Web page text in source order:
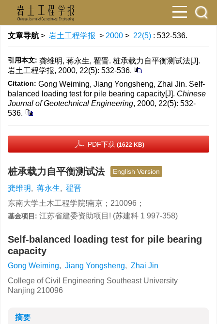
文章导航 > 岩土工程学报 > 2000 > 22(5) : 532-536.
引用本文: 龚维明, 蒋永生, 翟晋. 桩承载力自平衡测试法[J].
岩土工程学报, 2000, 22(5): 532-536.
Citation: Gong Weiming, Jiang Yongsheng, Zhai Jin. Self-
balanced loading test for pile bearing capacity[J]. Chinese
Journal of Geotechnical Engineering, 2000, 22(5): 532-
536.
PDF下载 (1622 KB)
桩承载力自平衡测试法 English Version
龚维明, 蒋永生, 翟晋
东南大学土木工程学院!南京；210096；
基金项目: 江苏省建委资助项目! (苏建科 1 997-358)
Self-balanced loading test for pile bearing
capacity
Gong Weiming, Jiang Yongsheng, Zhai Jin
College of Civil Engineering Southeast University
Nanjing 210096
摘要